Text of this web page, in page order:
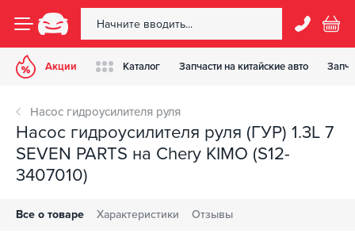
Акции Каталог Запчасти на китайские авто
Насос гидроусилителя руля
Насос гидроусилителя руля (ГУР) 1.3L 7
SEVEN PARTS на Chery KIMO (S12-
3407010)
Все о товаре Характеристики Отзывы